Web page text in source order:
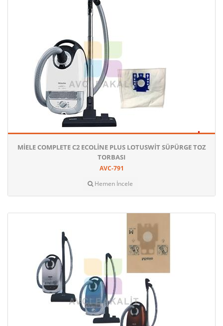
MIELE COMPLETE C2 ECOLINE PLUS LOTUSWIT SÜPÜRGE TOZ
TORBASI
AVC-791
Hemen İncele